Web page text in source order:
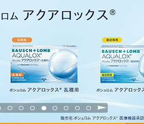
2 3 4 5 6 7 8 9